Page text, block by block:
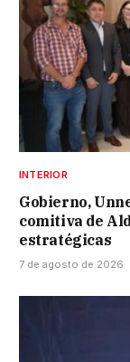
INTERIOR
Gobierno,
comitiva de
estratégicas
7 de agosto de 2026